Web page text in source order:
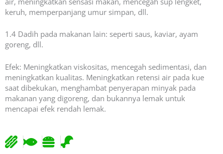
keruh, memperpanjang umur simpan, dll.
1.4 Dadih pada makanan lain: seperti saus, kaviar, ayam
goreng, dll.
Efek: Meningkatkan viskositas, mencegah sedimentasi, dan
meningkatkan kualitas. Meningkatkan retensi air pada kue
saat dibekukan, menghambat penyerapan minyak pada
makanan yang digoreng, dan bukannya lemak untuk
mencapai efek rendah lemak.